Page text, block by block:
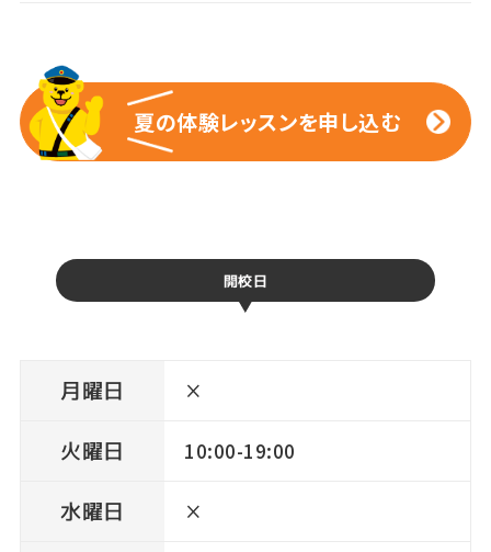
夏の体験レッスンを申し込む
夏の体験レッスンを申し込む
開校日
月曜日
火曜日
水曜日
×
10:00-19:00
×